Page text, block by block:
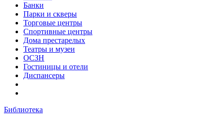
Банки
Парки и скверы
Торговые центры
Спортивные центры
Дома престарелых
Театры и музеи
ОСЗН
Гостиницы и отели
Диспансеры
Библиотека